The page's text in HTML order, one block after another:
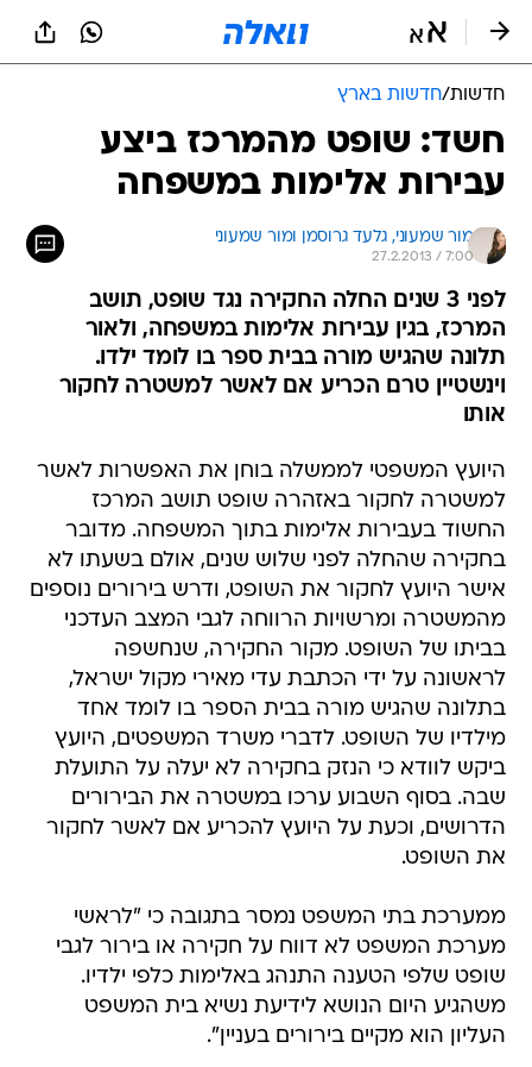
חדשות/חדשות בארץ
חשד: שופט מהמרכז ביצע
עבירות אלימות במשפחה
מור שמעוני, גלעד גרוסמן ומור שמעוני
27.2.2013 / 7:00
לפני 3 שנים החלה החקירה נגד שופט, תושב
המרכז, בגין עבירות אלימות במשפחה, ולאור
תלונה שהגיש מורה בבית ספר בו לומד ילדו.
וינשטיין טרם הכריע אם לאשר למשטרה לחקור
אותו
היועץ המשפטי לממשלה בוחן את האפשרות לאשר
למשטרה לחקור באזהרה שופט תושב המרכז
החשוד בעבירות אלימות בתוך המשפחה. מדובר
בחקירה שהחלה לפני שלוש שנים, אולם בשעתו לא
אישר היועץ לחקור את השופט, ודרש בירורים נוספים
מהמשטרה ומרשויות הרווחה לגבי המצב העדכני
בביתו של השופט. מקור החקירה, שנחשפה
לראשונה על ידי הכתבת עדי מאירי מקול ישראל,
בתלונה שהגיש מורה בבית הספר בו לומד אחד
מילדיו של השופט. לדברי משרד המשפטים, היועץ
ביקש לוודא כי הנזק בחקירה לא יעלה על התועלת
שבה. בסוף השבוע ערכו במשטרה את הבירורים
הדרושים, וכעת על היועץ להכריע אם לאשר לחקור
את השופט.
ממערכת בתי המשפט נמסר בתגובה כי "לראשי
מערכת המשפט לא דווח על חקירה או בירור לגבי
שופט שלפי הטענה התנהג באלימות כלפי ילדיו.
משהגיע היום הנושא לידיעת נשיא בית המשפט
העליון הוא מקיים בירורים בעניין".